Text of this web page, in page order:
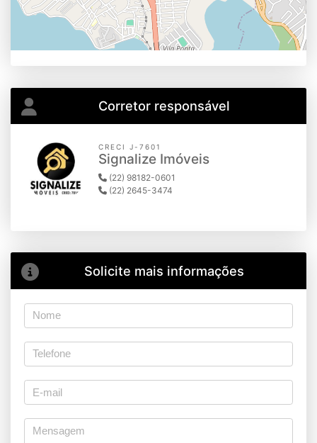
Corretor responsável
CRECI J-7601
Signalize Imóveis
(22) 98182-0601
(22) 2645-3474
Solicite mais informações